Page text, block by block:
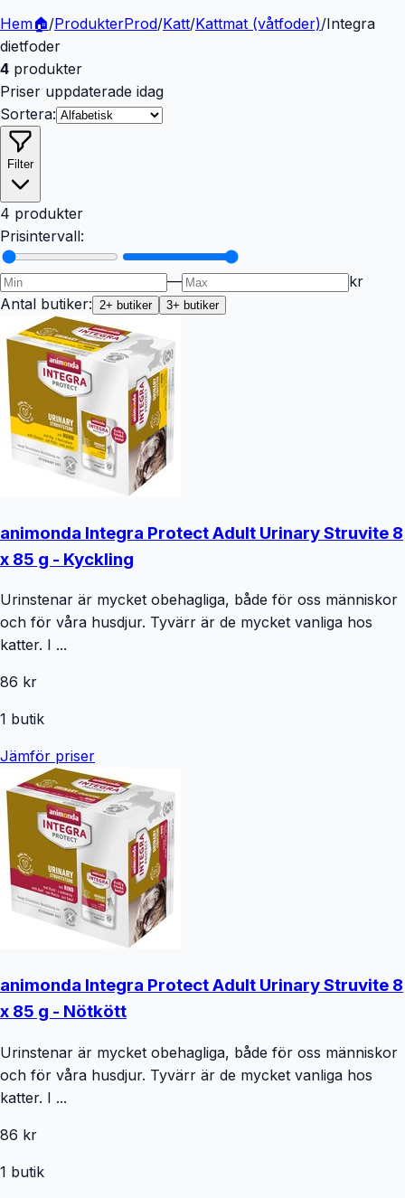
Hem🏠/ProdukterProd/Katt/Kattmat (våtfoder)/Integra
dietfoder
4 produkter
Priser uppdaterade idag
Sortera:
Filter
4 produkter
Prisintervall:
—
kr
Antal butiker: 2+ butiker 3+ butiker
animonda Integra Protect Adult Urinary Struvite 8
x 85 g - Kyckling
Urinstenar är mycket obehagliga, både för oss människor
och för våra husdjur. Tyvärr är de mycket vanliga hos
katter. I ...
86 kr
1 butik
Jämför priser
animonda Integra Protect Adult Urinary Struvite 8
x 85 g - Nötkött
Urinstenar är mycket obehagliga, både för oss människor
och för våra husdjur. Tyvärr är de mycket vanliga hos
katter. I ...
86 kr
1 butik